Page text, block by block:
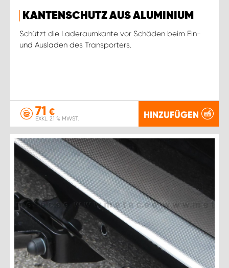
KANTENSCHUTZ AUS ALUMINIUM
Schützt die Laderaumkante vor Schäden beim Ein-
und Ausladen des Transporters.
71 €
EXKL. 21 % MWST. HINZUFÜGEN